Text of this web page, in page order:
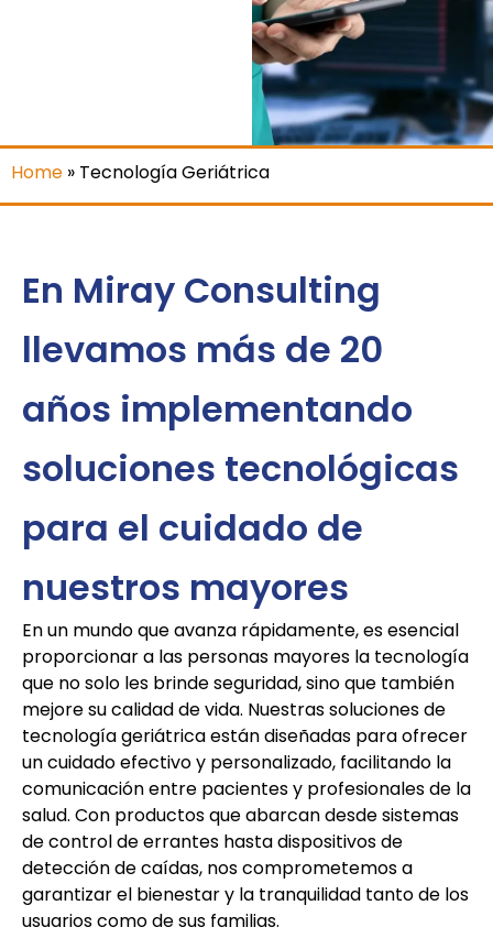
Home » Tecnología Geriátrica
En Miray Consulting
llevamos más de 20
años implementando
soluciones tecnológicas
para el cuidado de
nuestros mayores
En un mundo que avanza rápidamente, es esencial
proporcionar a las personas mayores la tecnología
que no solo les brinde seguridad, sino que también
mejore su calidad de vida. Nuestras soluciones de
tecnología geriátrica están diseñadas para ofrecer
un cuidado efectivo y personalizado, facilitando la
comunicación entre pacientes y profesionales de la
salud. Con productos que abarcan desde sistemas
de control de errantes hasta dispositivos de
detección de caídas, nos comprometemos a
garantizar el bienestar y la tranquilidad tanto de los
usuarios como de sus familias.